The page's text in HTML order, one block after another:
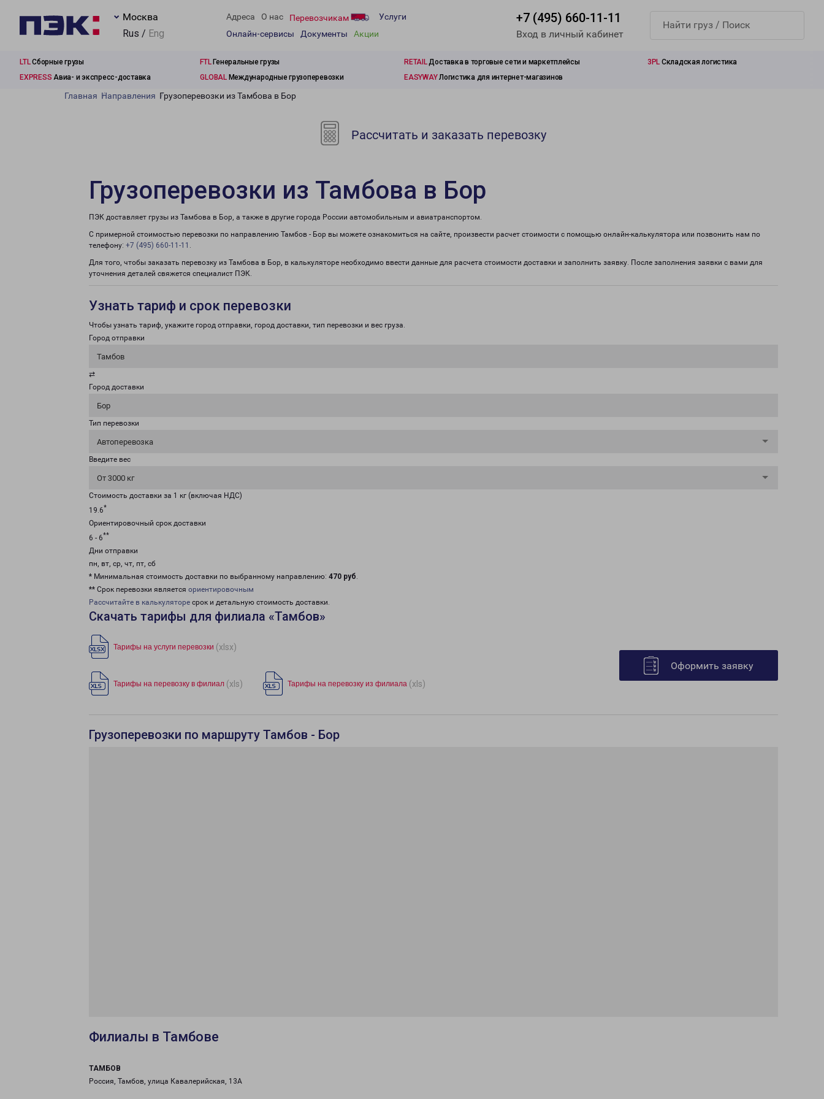
Москва
Rus / Eng
Адреса О нас Перевозчикам
Услуги
Онлайн-сервисы
Документы Акции
+7 (495) 660-11-11
Вход в личный кабинет
LTLСборные грузы FTLГенеральные грузы RETAILДоставка в торговые сети и маркетплейсы 3PL Складская логистика
EXPRESS Авиа- и экспресс-доставка GLOBALМеждународные грузоперевозки EASYWAYЛогистика для интернет-магазинов
Главная Направления Грузоперевозки из Тамбова в Бор
Рассчитать и заказать перевозку
Грузоперевозки из Тамбова в Бор
ПЭК доставляет грузы из Тамбова в Бор, а также в другие города России автомобильным и авиатранспортом.
С примерной стоимостью перевозки по направлению Тамбов - Бор вы можете ознакомиться на сайте, произвести расчет стоимости с помощью онлайн-калькулятора или позвонить нам по
телефону: +7 (495) 660-11-11 .
Для того, чтобы заказать перевозку из Тамбова в Бор, в калькуляторе необходимо ввести данные для расчета стоимости доставки и заполнить заявку. После заполнения заявки с вами для
уточнения деталей свяжется специалист ПЭК.
Узнать тариф и срок перевозки
Чтобы узнать тариф, укажите город отправки, город доставки, тип перевозки и вес груза.
Город отправки
Тамбов
⇄
Город доставки
Бор
Тип перевозки
Автоперевозка
Введите вес
От 3000 кг
Стоимость доставки за 1 кг (включая НДС)
19.6*
Ориентировочный срок доставки
6 - 6**
Дни отправки
пн, вт, ср, чт, пт, сб
* Минимальная стоимость доставки по выбранному направлению: 470 руб.
** Срок перевозки является ориентировочным
Рассчитайте в калькуляторе срок и детальную стоимость доставки.
Скачать тарифы для филиала «Тамбов»
Тарифы на услуги перевозки (xlsx)
Тарифы на перевозку в филиал (xls) Тарифы на перевозку из филиала (xls)
Оформить заявку
Грузоперевозки по маршруту Тамбов - Бор
Филиалы в Тамбове
ТАМБОВ
Россия, Тамбов, улица Кавалерийская, 13А